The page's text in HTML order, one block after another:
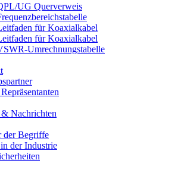
UG Querverweis
für Koaxialkabel
für Koaxialkabel
Umrechnungstabelle
Nachrichten
der Begriffe
der Industrie